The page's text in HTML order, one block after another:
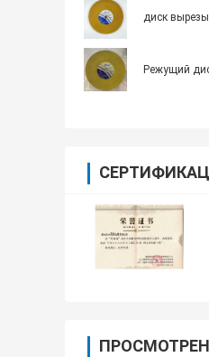
диск
Режущий